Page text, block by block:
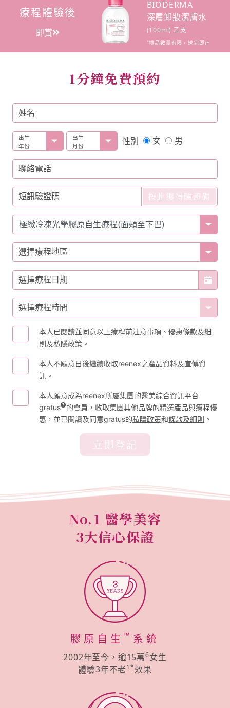
療程體驗後
即賞
BIODERMA
深層卸妝潔膚水
(100ml) 乙支
*禮品數量有限，送完即止
1分鐘免費預約
姓名
出生
年份
出生
月份
性別 女 男
聯絡電話
短訊驗證碼 按此獲得驗證碼
選擇療程地區
選擇療程日期
選擇療程時間
本人已閱讀並同意以上療程前注意事項 、優惠條款及細
則及私隱政策 。
本人不願意日後繼續收取reenex之產品資料及宣傳資
訊。
本人願意成為reenex所屬集團的醫美綜合資訊平台
gratus
的會員，收取集團其他品牌的精選產品與療程優
惠，並已閱讀及同意gratus的私隱政策和條款及細則 。
立即登記
No.1 醫學美容
3大信心保證
膠原自生 ™ 系統
2002年至今，逾15萬6女生
體驗3年不老1*效果